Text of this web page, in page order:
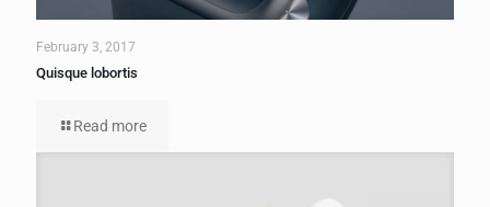
February 3, 2017
Quisque lobortis
Read more